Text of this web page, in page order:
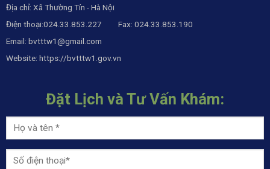
Địa chỉ: Xã Thường Tín - Hà Nội
Điện thoại:024.33.853.227 Fax: 024.33.853.190
Email: bvtttw1@gmail.com
Website: https://bvtttw1.gov.vn
Đặt Lịch và Tư Vấn Khám: